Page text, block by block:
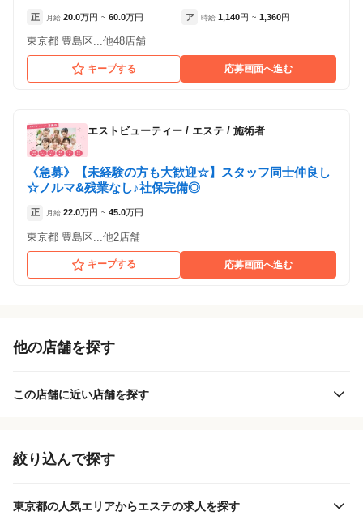
正 月給 20.0万円 ~ 60.0万円 ア 時給 1,140円 ~ 1,360円
東京都 豊島区...他48店舗
キープする 応募画面へ進む
エストビューティー / エステ / 施術者
《急募》【未経験の方も大歓迎☆】スタッフ同士仲良し
☆ノルマ&残業なし♪社保完備◎
正 月給 22.0万円 ~ 45.0万円
東京都 豊島区...他2店舗
キープする 応募画面へ進む
他の店舗を探す
この店舗に近い店舗を探す
絞り込んで探す
東京都の人気エリアからエステの求人を探す